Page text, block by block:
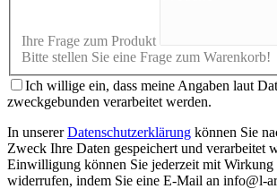
Ihre Frage zum Produkt
Bitte stellen Sie eine Frage zum Warenkorb!
Ich willige ein, dass meine Angaben laut
zweckgebunden verarbeitet werden.
In unsererDatenschutzerklärung können Sie
Zweck Ihre Daten gespeichert und verarbeitet
Einwilligung können Sie jederzeit mit
widerrufen, indem Sie eine E-Mail an info@l-